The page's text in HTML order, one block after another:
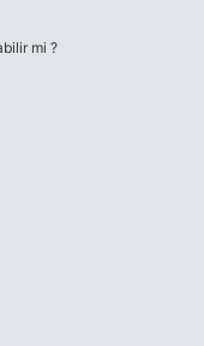
mi ?